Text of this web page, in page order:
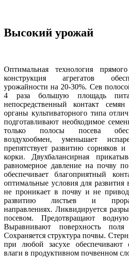
Высокий урожай
Оптимальная технология
конструкция агрегатов
урожайности на 20-30%. Сев
4 раза большую площадь
непосредственный контакт
органы культиваторного типа
подготавливают необходимое
только полосы посева
воздухообмен, уменьшает
препятствует развитию сорняков
корки. Двухбалансирная
равномерное давление на почву
обеспечивает благоприятный
оптимальные условия для развития
не проникает в почву и не
развитию листьев и
направлениях. Ликвидируется
посевом. Предотвращают
Выравнивают поверхность
Сохраняется структура почвы.
при любой засухе обеспечивают
влаги в продуктивном почвенном